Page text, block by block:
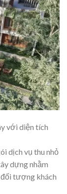
với diện tích
dịch vụ thu nhỏ
dựng nhằm
tượng khách